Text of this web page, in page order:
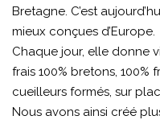
Bretagne. C’est
mieux conçues d’Europe.
Chaque jour, elle donne
frais 100% bretons, 100%
cueilleurs formés, sur
Nous avons ainsi créé